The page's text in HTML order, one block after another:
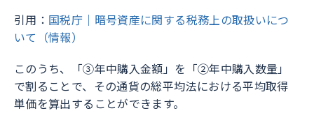
引用： 国税庁｜暗号資産に関する税務上の取扱いにつ
いて（情報）
このうち、「③年中購入金額」を「②年中購入数量」
で割ることで、その通貨の総平均法における平均取得
単価を算出することができます。